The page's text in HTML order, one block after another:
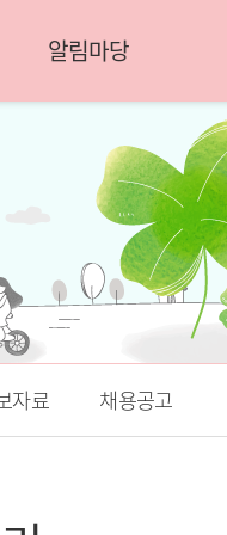
알림마당
자료 채용공고